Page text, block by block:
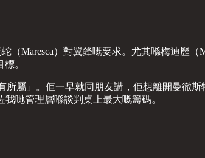
Maresca）對翼鋒嘅要求。尤其喺梅迪歷
。
屬」。佢一早就同朋友講，佢想離開曼徹
哋管理層喺談判桌上最大嘅籌碼。